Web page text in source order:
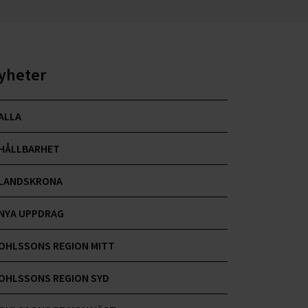
UPPDRAG
REGION MITT
REGION SYD